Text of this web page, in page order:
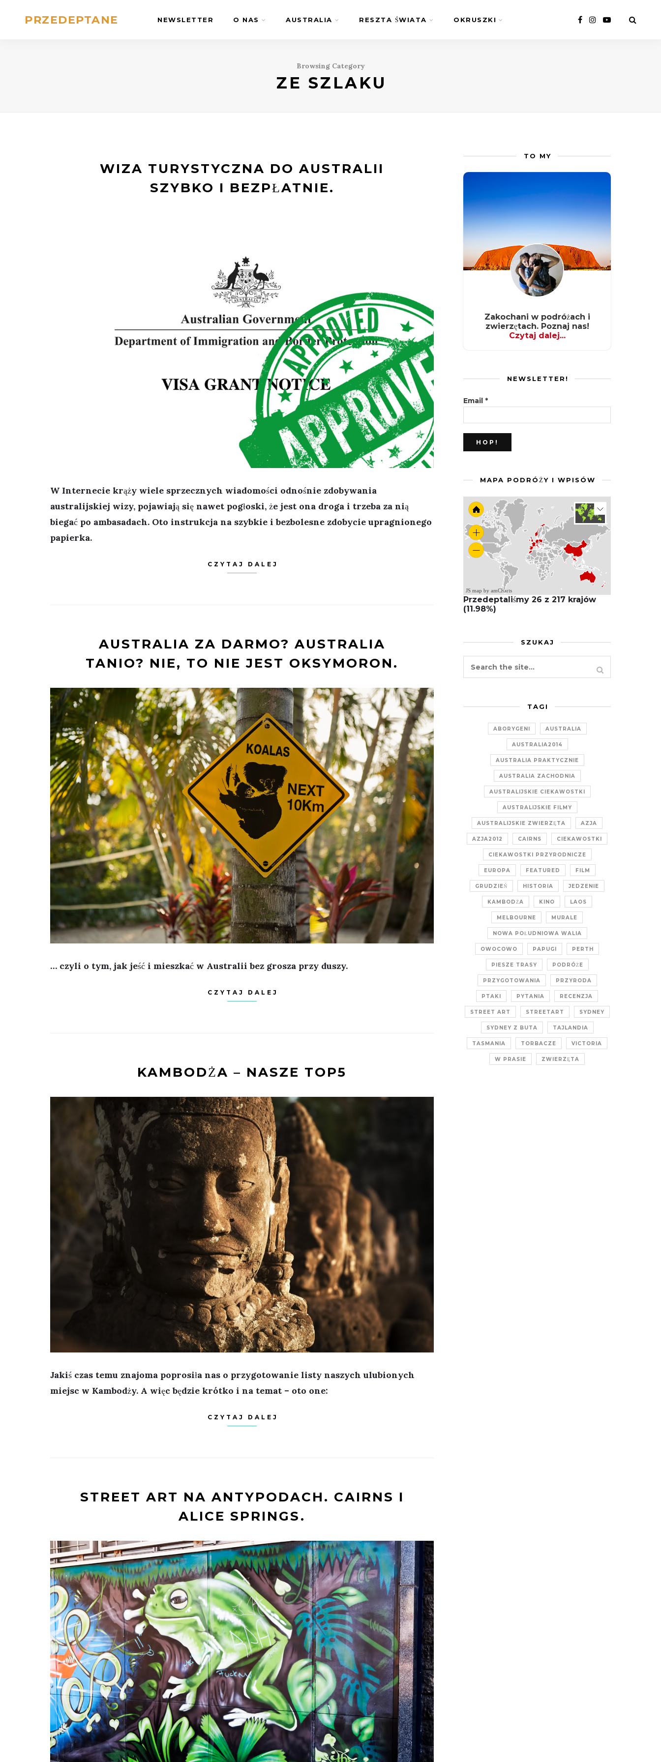
PRZEDEPTANE NEWSLETTER O NAS AUSTRALIA RESZTA ŚWIATA OKRUSZKI
Browsing Category
ZE SZLAKU
WIZA TURYSTYCZNA DO AUSTRALII
SZYBKO I BEZPŁATNIE.
W Internecie krąży wiele sprzecznych wiadomości odnośnie zdobywania
australijskiej wizy, pojawiają się nawet pogłoski, że jest ona droga i trzeba za nią
biegać po ambasadach. Oto instrukcja na szybkie i bezbolesne zdobycie upragnionego
papierka.
CZYTAJ DALEJ
AUSTRALIA ZA DARMO? AUSTRALIA
TANIO? NIE, TO NIE JEST OKSYMORON.
… czyli o tym, jak jeść i mieszkać w Australii bez grosza przy duszy.
CZYTAJ DALEJ
KAMBODŻA – NASZE TOP5
Jakiś czas temu znajoma poprosiła nas o przygotowanie listy naszych ulubionych
miejsc w Kambodży. A więc będzie krótko i na temat – oto one:
CZYTAJ DALEJ
STREET ART NA ANTYPODACH. CAIRNS I
ALICE SPRINGS.
TO MY
Zakochani w podróżach i
zwierzętach. Poznaj nas!
Czytaj dalej...
NEWSLETTER!
Email *
MAPA PODRÓŻY I WPISÓW
JS map by amCharts
Przedeptaliśmy 26 z 217 krajów
(11.98%)
SZUKAJ
TAGI
ABORYGENI AUSTRALIA
AUSTRALIA2014
AUSTRALIA PRAKTYCZNIE
AUSTRALIA ZACHODNIA
AUSTRALIJSKIE CIEKAWOSTKI
AUSTRALIJSKIE FILMY
AUSTRALIJSKIE ZWIERZĘTA AZJA
AZJA2012 CAIRNS CIEKAWOSTKI
CIEKAWOSTKI PRZYRODNICZE
EUROPA FEATURED FILM
GRUDZIEŃ HISTORIA JEDZENIE
KAMBODŻA KINO LAOS
MELBOURNE MURALE
NOWA POŁUDNIOWA WALIA
OWOCOWO PAPUGI PERTH
PIESZE TRASY PODRÓŻE
PRZYGOTOWANIA PRZYRODA
PTAKI PYTANIA RECENZJA
STREET ART STREETART SYDNEY
SYDNEY Z BUTA TAJLANDIA
TASMANIA TORBACZE VICTORIA
W PRASIE ZWIERZĘTA